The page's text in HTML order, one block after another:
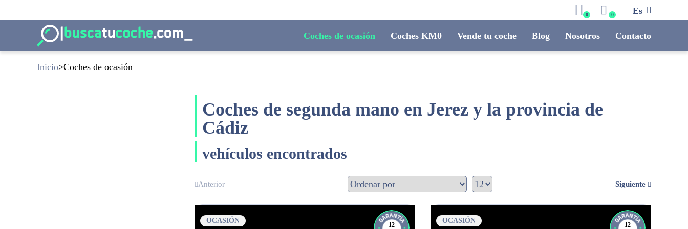
0 0 Es
Coches de ocasión Coches KM0 Vende tu coche Blog Nosotros Contacto
Inicio Coches de ocasión
Coches de segunda mano en Jerez y la provincia de
Cádiz
vehículos encontrados
Anterior Siguiente
OCASIÓN
12
OCASIÓN
12